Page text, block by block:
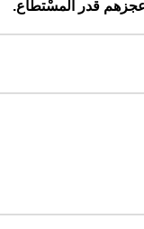
عجزهم قدر المسْتطاع.